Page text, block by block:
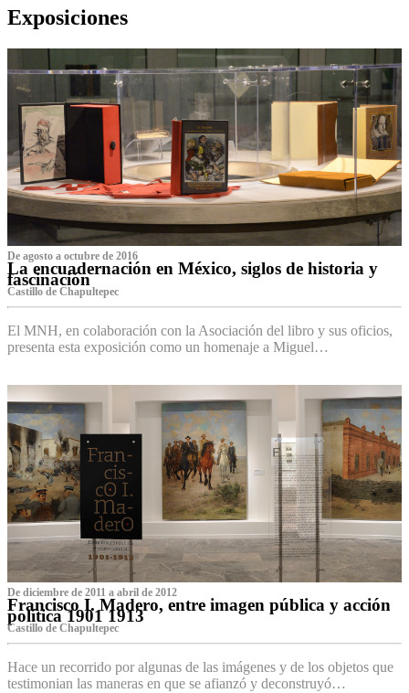
Exposiciones
De agosto a octubre de 2016
La encuadernación en México, siglos de historia y
fascinación
Castillo de Chapultepec
El MNH, en colaboración con la Asociación del libro y sus oficios,
presenta esta exposición como un homenaje a Miguel…
De diciembre de 2011 a abril de 2012
Francisco I. Madero, entre imagen pública y acción
política 1901 1913
Castillo de Chapultepec
Hace un recorrido por algunas de las imágenes y de los objetos que
testimonian las maneras en que se afianzó y deconstruyó…